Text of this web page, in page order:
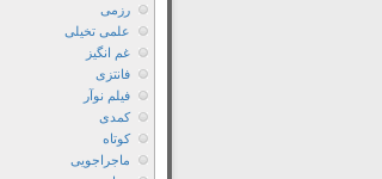
رزمی
علمی تخیلی
غم انگیز
فانتزی
فیلم نوآر
کمدی
کوتاه
ماجراجویی